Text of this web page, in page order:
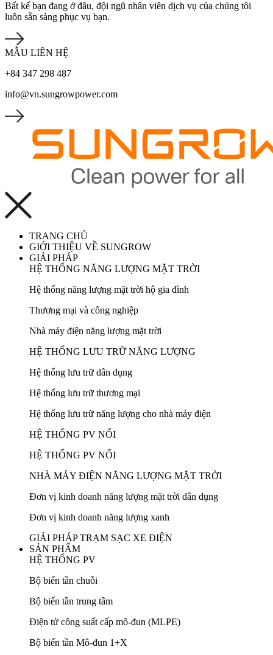
Bất kể bạn đang ở đâu, đội ngũ nhân viên dịch vụ của chúng tôi
luôn sẵn sàng phục vụ bạn.
MẪU LIÊN HỆ
+84 347 298 487
info@vn.sungrowpower.com
TRANG CHỦ
GIỚI THIỆU VỀ SUNGROW
GIẢI PHÁP
HỆ THỐNG NĂNG LƯỢNG MẶT TRỜI
Hệ thống năng lượng mặt trời hộ gia đình
Thương mại và công nghiệp
Nhà máy điện năng lượng mặt trời
HỆ THỐNG LƯU TRỮ NĂNG LƯỢNG
Hệ thống lưu trữ dân dụng
Hệ thống lưu trữ thương mại
Hệ thống lưu trữ năng lượng cho nhà máy điện
HỆ THỐNG PV NỔI
HỆ THỐNG PV NỔI
NHÀ MÁY ĐIỆN NĂNG LƯỢNG MẶT TRỜI
Đơn vị kinh doanh năng lượng mặt trời dân dụng
Đơn vị kinh doanh năng lượng xanh
GIẢI PHÁP TRẠM SẠC XE ĐIỆN
SẢN PHẨM
HỆ THỐNG PV
Bộ biến tần chuỗi
Bộ biến tần trung tâm
Điện tử công suất cấp mô-đun (MLPE)
Bộ biến tần Mô-đun 1+X